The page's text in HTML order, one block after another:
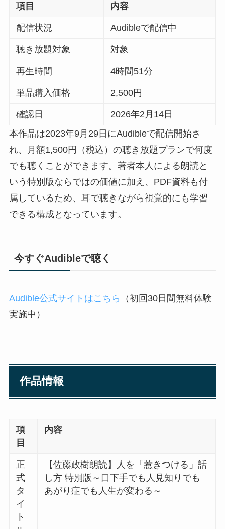
項目 内容
配信状況 Audibleで配信中
聴き放題対象 対象
再生時間 4時間51分
単品購入価格 2,500円
確認日
2026年2月14日
本作品は2023年9月29日にAudibleで配信開始さ
れ、月額1,500円（税込）の聴き放題プランで何度
でも聴くことができます。著者本人による朗読と
いう特別版ならではの価値に加え、PDF資料も付
属しているため、耳で聴きながら視覚的にも学習
できる構成となっています。
今すぐAudibleで聴く
Audible公式サイトはこちら
（初回30日間無料体験
実施中）
作品情報
項
目
内容
正
式
タ
イ
ト
【佐藤政樹朗読】人を「惹きつける」話
し方 特別版～口下手でも人見知りでも
あがり症でも人生が変わる～